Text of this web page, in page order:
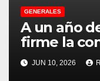
d
a
s
GENERALES
A un año
firme la
no pudo
a CFK
JUN 10, 2026